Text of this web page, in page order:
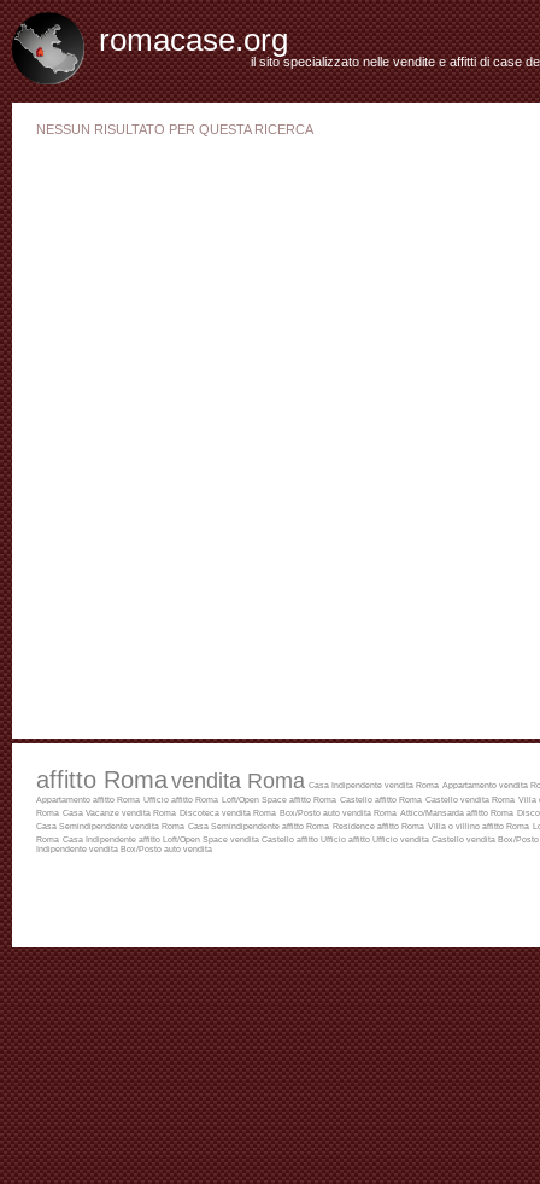
romacase.org
il sito specializzato nelle vendite e affitti di case
NESSUN RISULTATO PER QUESTA RICERCA
affitto Romavendita Roma Casa Indipendente vendita Roma Appartamento vendita
Appartamento affitto Roma
Ufficio affitto Roma Loft/Open Space affitto Roma Castello affitto Roma Castello vendita Roma Villa
Roma Casa Vacanze vendita Roma Discoteca vendita Roma Box/Posto auto vendita Roma Attico/Mansarda affitto Roma
Casa Semindipendente vendita Roma Casa Semindipendente affitto Roma Residence affitto Roma Villa o villino affitto Roma
Roma Casa Indipendente affitto Loft/Open Space vendita Castello affitto Ufficio affitto Ufficio vendita Castello vendita Box/
Indipendente vendita Box/Posto auto vendita